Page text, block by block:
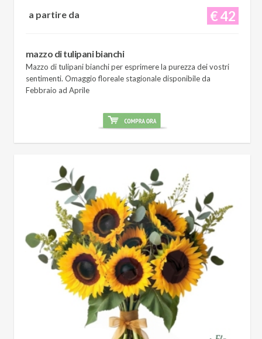
€ 42
a partire da
mazzo di tulipani bianchi
Mazzo di tulipani bianchi per esprimere la purezza dei vostri
sentimenti. Omaggio floreale stagionale disponibile da
Febbraio ad Aprile